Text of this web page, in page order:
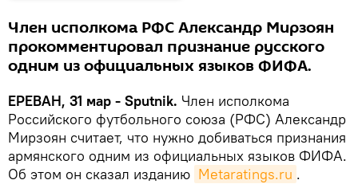
Член исполкома РФС Александр Мирзоян
прокомментировал признание русского
одним из официальных языков ФИФА.
ЕРЕВАН, 31 мар - Sputnik. Член исполкома
Российского футбольного союза (РФС) Александр
Мирзоян считает, что нужно добиваться признания
армянского одним из официальных языков ФИФА.
Об этом он сказал изданию Metaratings.ru .